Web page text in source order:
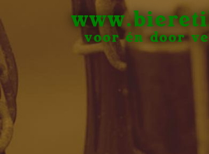
voor én door